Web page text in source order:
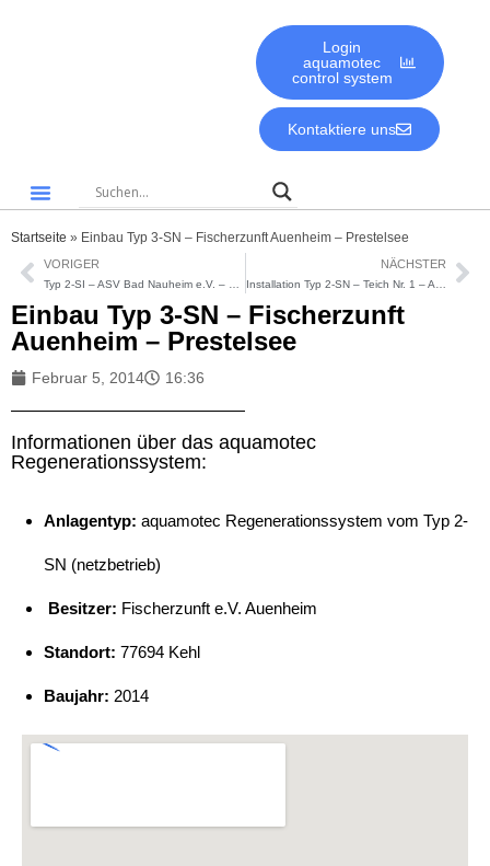
Login
aquamotec
control system
Kontaktiere uns
Startseite » Einbau Typ 3-SN – Fischerzunft Auenheim – Prestelsee
VORIGER NÄCHSTER
Einbau Typ 3-SN – Fischerzunft
Auenheim – Prestelsee
Februar 5, 2014 16:36
Informationen über das aquamotec
Regenerationssystem:
Anlagentyp: aquamotec Regenerationssystem vom Typ 2-
SN (netzbetrieb)
Besitzer: Fischerzunft e.V. Auenheim
Standort: 77694 Kehl
Baujahr: 2014